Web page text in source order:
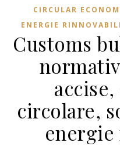
CIRCULAR
ENERGIE RINNOVABILI
Customs
circolare,